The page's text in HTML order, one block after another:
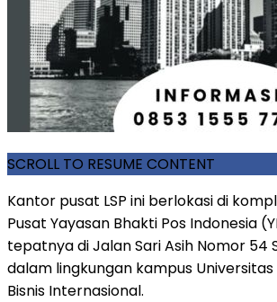
SCROLL TO RESUME CONTENT
Kantor pusat LSP ini berlokasi di
Pusat Yayasan Bhakti Pos Indonesia
tepatnya di Jalan Sari Asih Nomor 54
dalam lingkungan kampus Universitas
Bisnis Internasional.